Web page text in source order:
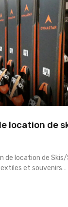
location de
de location de
et souvenirs…